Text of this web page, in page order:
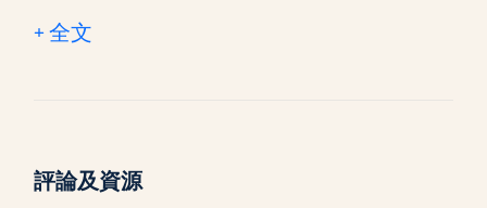
+ 全文
評論及資源